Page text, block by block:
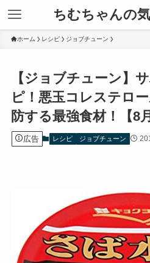
ちむちゃんの
ホーム レシピ ジョブチューン
【ジョブチューン】
ピ！悪玉コレステロ
防する最強食材！【8
広告 レシピ ジョブチューン